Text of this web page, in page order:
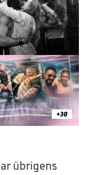
+30
übrigens